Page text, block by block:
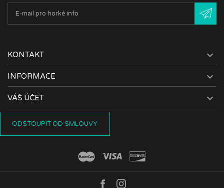
KONTAKT 
INFORMACE 
VÁŠ ÚČET 
ODSTOUPIT OD SMLOUVY